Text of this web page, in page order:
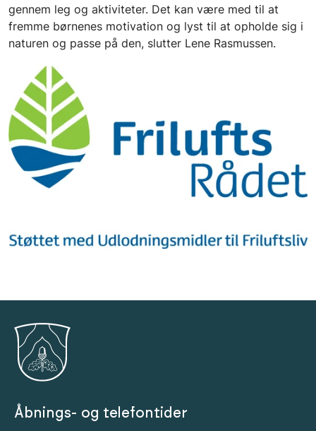
gennem leg og aktiviteter. Det kan være med til at
fremme børnenes motivation og lyst til at opholde sig i
naturen og passe på den, slutter Lene Rasmussen.
Åbnings- og telefontider